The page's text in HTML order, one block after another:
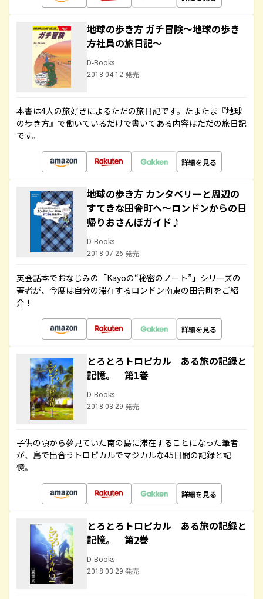
地球の歩き方 ガチ冒険～地球の歩き
方社員の旅日記～
D-Books
2018.04.12 発売
本書は4人の旅好きによるただの旅日記です。たまたま『地球
の歩き方』で働いているだけで書いてある内容はただの旅日記
です。
詳細を見る
地球の歩き方 カンタベリーと周辺の
すてきな田舎町へ～ロンドンからの日
帰りおさんぽガイド♪
D-Books
2018.07.26 発売
英会話本でおなじみの「Kayoの“秘密のノート”」シリーズの
著者が、今度は自分の滞在するロンドン南東の田舎町をご紹
介！
詳細を見る
とろとろトロピカル ある旅の記録と
記憶。 第1巻
D-Books
2018.03.29 発売
子供の頃から夢見ていた南の島に滞在することになった筆者
が、島で出合うトロピカルでマジカルな45日間の記録と記
憶。
詳細を見る
とろとろトロピカル ある旅の記録と
記憶。 第2巻
D-Books
2018.03.29 発売